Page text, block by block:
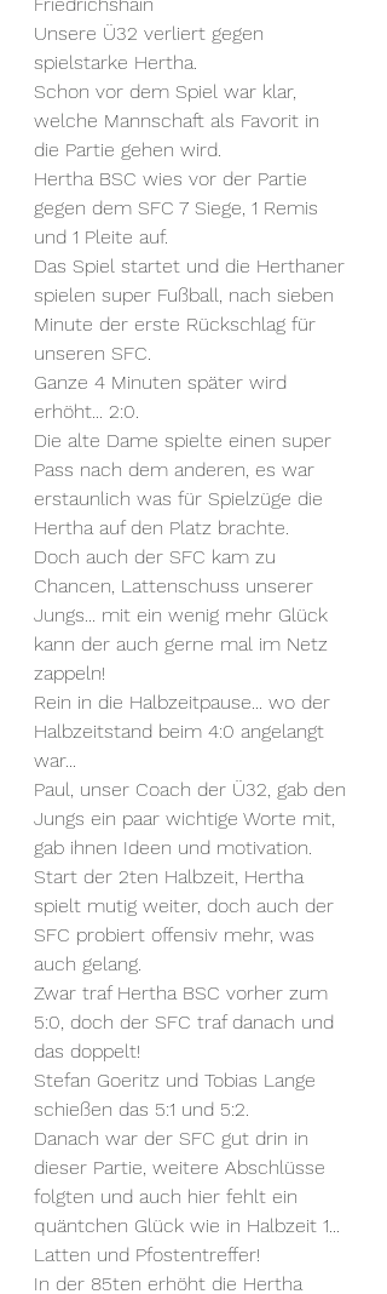
Unsere Ü32 verliert gegen
spielstarke Hertha.
Schon vor dem Spiel war klar,
welche Mannschaft als Favorit in
die Partie gehen wird.
Hertha BSC wies vor der Partie
gegen dem SFC 7 Siege, 1 Remis
und 1 Pleite auf.
Das Spiel startet und die Herthaner
spielen super Fußball, nach sieben
Minute der erste Rückschlag für
unseren SFC.
Ganze 4 Minuten später wird
erhöht... 2:0.
Die alte Dame spielte einen super
Pass nach dem anderen, es war
erstaunlich was für Spielzüge die
Hertha auf den Platz brachte.
Doch auch der SFC kam zu
Chancen, Lattenschuss unserer
Jungs... mit ein wenig mehr Glück
kann der auch gerne mal im Netz
zappeln!
Rein in die Halbzeitpause... wo der
Halbzeitstand beim 4:0 angelangt
war...
Paul, unser Coach der Ü32, gab den
Jungs ein paar wichtige Worte mit,
gab ihnen Ideen und motivation.
Start der 2ten Halbzeit, Hertha
spielt mutig weiter, doch auch der
SFC probiert offensiv mehr, was
auch gelang.
Zwar traf Hertha BSC vorher zum
5:0, doch der SFC traf danach und
das doppelt!
Stefan Goeritz und Tobias Lange
schießen das 5:1 und 5:2.
Danach war der SFC gut drin in
dieser Partie, weitere Abschlüsse
folgten und auch hier fehlt ein
quäntchen Glück wie in Halbzeit 1...
Latten und Pfostentreffer!
In der 85ten erhöht die Hertha